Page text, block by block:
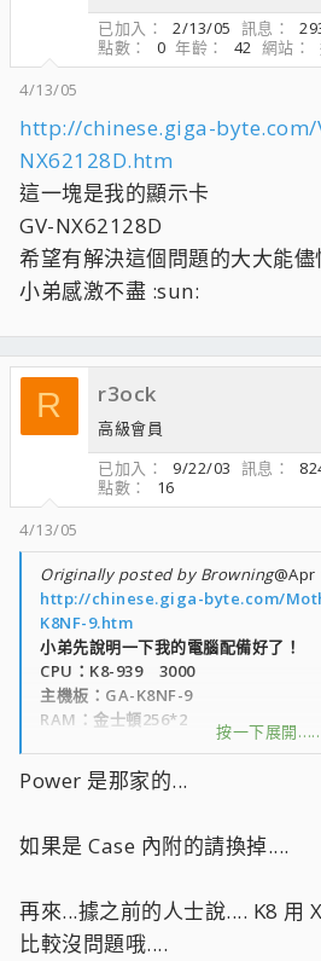
已加入
2/13/05 訊息
點數
0 年齡 42 網站
4/13/05
http://chinese.giga-byte.com/
NX62128D.htm
這一塊是我的顯示卡
GV-NX62128D
希望有解決這個問題的大大能
小弟感激不盡 :sun:
R r3ock
高級會員
已加入
9/22/03 訊息
點數
16
4/13/05
Originally posted by Browning@Apr
http://chinese.giga-byte.com/
K8NF-9.htm
小弟先說明一下我的電腦配備好了！
CPU：K8-939 3000
主機板：GA-K8NF-9
RAM：金士頓256*2
顯示卡：GF FX6200 PCI-E
POWER：300 W
沒想到回去一組裝起來
首先在人多的城鎮就會卡點
卡點的現象是『人物不能動！而別人就
按一下展開
Power 是那家的...
如果是 Case 內附的請換掉....
再來...據之前的人士說.... K8 用
比較沒問題哦....